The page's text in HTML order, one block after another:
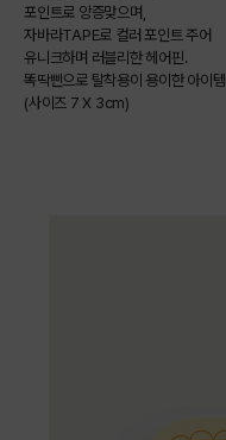
포인트로 앙증맞으며,
자바라TAPE로 컬러 포인트 주어
유니크하며 러블리한 헤어핀.
똑딱삔으로 탈착용이 용이한 아이템
(사이즈 7 X 3cm)